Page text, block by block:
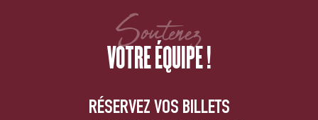
Soutenez
VOTRE ÉQUIPE !
RÉSERVEZ VOS BILLETS